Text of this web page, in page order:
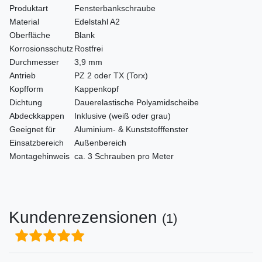
Produktart
Fensterbankschraube
Material
Edelstahl A2
Oberfläche
Blank
KorrosionsschutzRostfrei
Durchmesser
3,9 mm
Antrieb
PZ 2 oder TX (Torx)
Kopfform
Kappenkopf
Dichtung
Dauerelastische Polyamidscheibe
Abdeckkappen
Inklusive (weiß oder grau)
Geeignet für
Aluminium- & Kunststofffenster
Einsatzbereich
Außenbereich
Montagehinweis ca. 3 Schrauben pro Meter
Kundenrezensionen (1)